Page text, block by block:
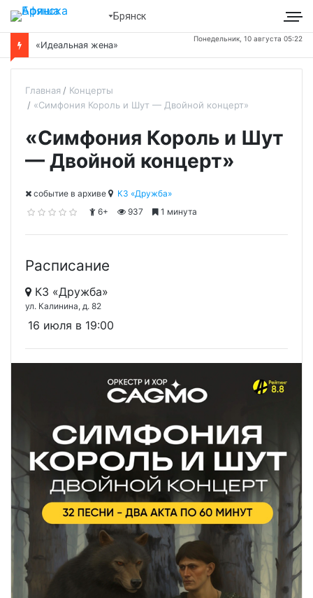
Брянск
«Идеальная жена»
Понедельник, 10 августа 05:22
Главная
Концерты
«Симфония Король и Шут — Двойной концерт»
«Симфония Король и Шут
— Двойной концерт»
cобытие в архиве
КЗ «Дружба»
6+
937 1 минута
Расписание
КЗ «Дружба»
ул. Калинина, д. 82
16 июля в 19:00